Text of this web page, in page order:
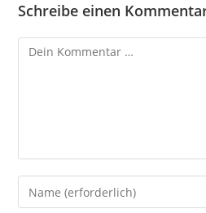
Schreibe einen